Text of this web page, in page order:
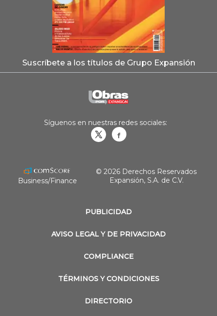
Suscríbete a los títulos de Grupo Expansión
PUBLICIDAD
AVISO LEGAL Y DE PRIVACIDAD
COMPLIANCE
TÉRMINOS Y CONDICIONES
DIRECTORIO
Síguenos en nuestras redes sociales:
Business/Finance
© 2026 Derechos Reservados
Expansión, S.A. de C.V.